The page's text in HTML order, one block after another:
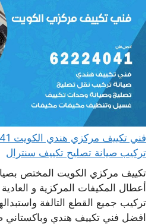
تركيب صيانة تصليح تكييف سنترال
تكييف مركزي الكويت المختص
أعطال المكيفات المركزية و
تركيب جميع القطع التالفة
افضل فني تكييف هندي وباكستاني